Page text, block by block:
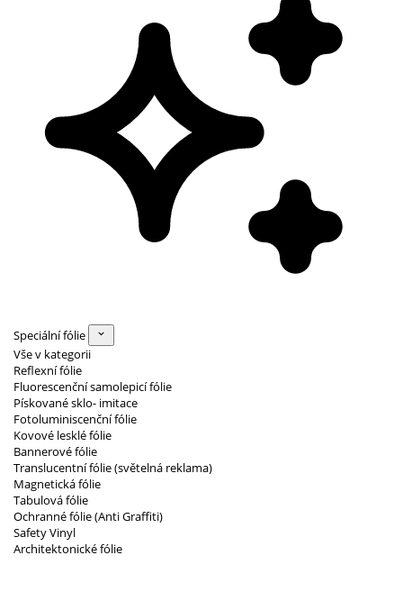
Speciální fólie
Vše v kategorii
Reflexní fólie
Fluorescenční samolepicí fólie
Pískované sklo- imitace
Fotoluminiscenční fólie
Kovové lesklé fólie
Bannerové fólie
Translucentní fólie (světelná reklama)
Magnetická fólie
Tabulová fólie
Ochranné fólie (Anti Graffiti)
Safety Vinyl
Architektonické fólie